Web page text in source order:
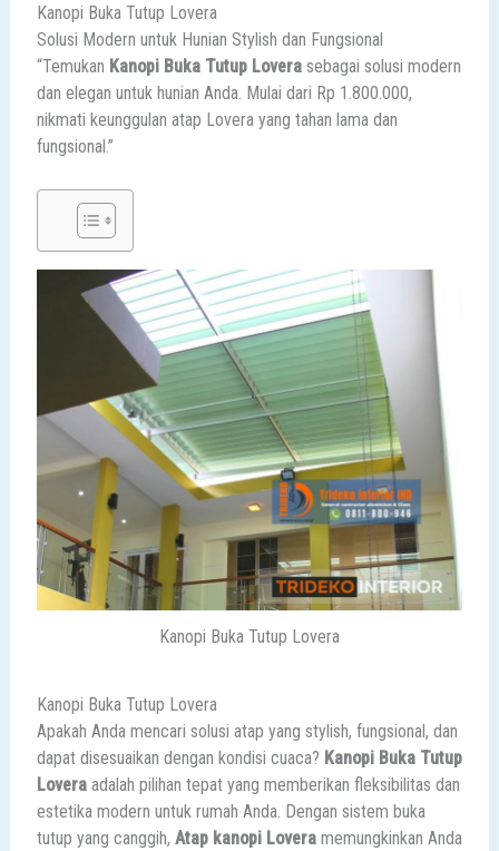
Kanopi Buka Tutup Lovera
Solusi Modern untuk Hunian Stylish dan Fungsional
“Temukan Kanopi Buka Tutup Loverasebagai solusi modern
dan elegan untuk hunian Anda. Mulai dari Rp 1.800.000,
nikmati keunggulan atap Lovera yang tahan lama dan
fungsional.”
Kanopi Buka Tutup Lovera
Kanopi Buka Tutup Lovera
Apakah Anda mencari solusi atap yang stylish, fungsional, dan
dapat disesuaikan dengan kondisi cuaca? Kanopi Buka Tutup
Loveraadalah pilihan tepat yang memberikan fleksibilitas dan
estetika modern untuk rumah Anda. Dengan sistem buka
tutup yang canggih, Atap kanopi Loveramemungkinkan Anda